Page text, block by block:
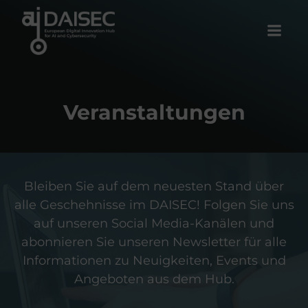
Veranstaltungen
Bleiben Sie auf dem neuesten Stand über
alle Geschehnisse im DAISEC! Folgen Sie uns
auf unseren Social Media-Kanälen und
abonnieren Sie unseren Newsletter für alle
Informationen zu Neuigkeiten, Events und
Angeboten aus dem Hub.